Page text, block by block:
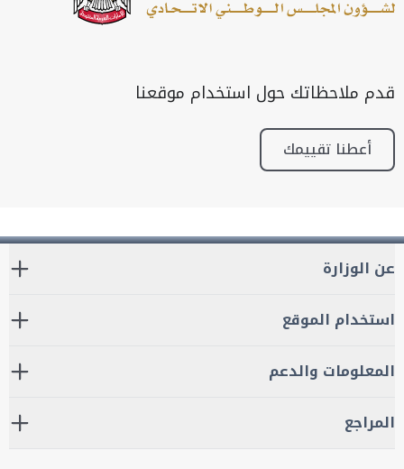
قدم ملاحظاتك حول استخدام موقعنا
أعطنا تقييمك
عن الوزارة
استخدام الموقع
المعلومات والدعم
المراجع